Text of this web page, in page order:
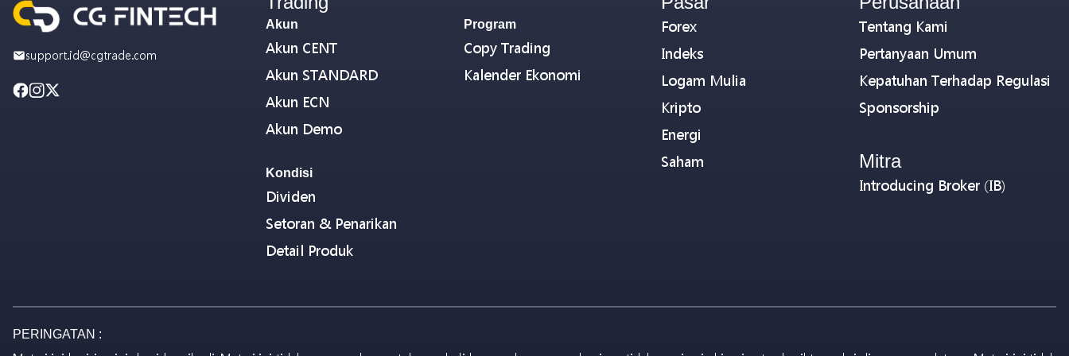
support.id@cgtrade.com
Akun
Akun CENT
Akun STANDARD
Akun ECN
Akun Demo
Kondisi
Dividen
Setoran & Penarikan
Detail Produk
Program
Copy Trading
Kalender Ekonomi
Forex
Indeks
Logam Mulia
Kripto
Energi
Saham
Tentang Kami
Pertanyaan Umum
Kepatuhan Terhadap Regulasi
Sponsorship
Mitra
Introducing Broker (IB)
PERINGATAN :